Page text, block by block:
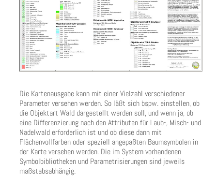
Die Kartenausgabe kann mit einer Vielzahl verschiedener
Parameter versehen werden. So läßt sich bspw. einstellen, ob
die Objektart Wald dargestellt werden soll, und wenn ja, ob
eine Differenzierung nach den Attributen für Laub-, Misch- und
Nadelwald erforderlich ist und ob diese dann mit
Flächenvollfarben oder speziell angepaßten Baumsymbolen in
der Karte versehen werden. Die im System vorhandenen
Symbolbibliotheken und Parametrisierungen sind jeweils
maßstabsabhängig.